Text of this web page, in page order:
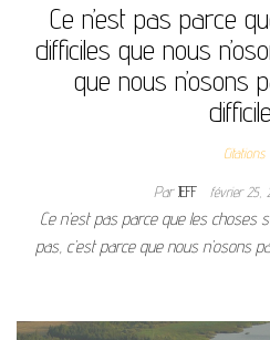
Ce n’est pas parce
difficiles que nous
que nous n’osons
Citations
ParJEFF février 25,
Ce n’est pas parce que les choses
pas, c’est parce que nous n’osons